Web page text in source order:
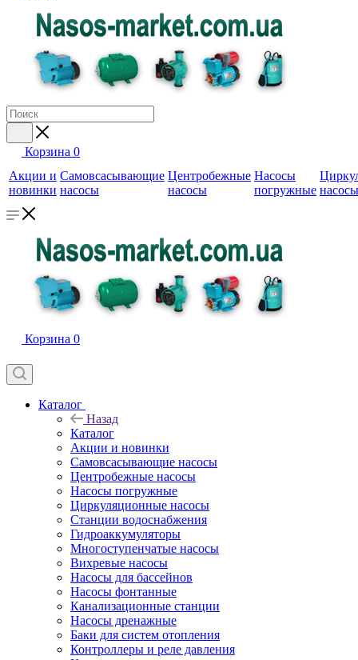
Корзина 0
Акции и
новинки
Самовсасывающие
насосы
Центробежные
насосы
Насосы
погружные насосы
Корзина 0
Каталог
Назад
Каталог
Акции и новинки
Самовсасывающие насосы
Центробежные насосы
Насосы погружные
Циркуляционные насосы
Станции водоснабжения
Гидроаккумуляторы
Многоступенчатые насосы
Вихревые насосы
Насосы для бассейнов
Насосы фонтанные
Канализационные станции
Насосы дренажные
Баки для систем отопления
Контроллеры и реле давления